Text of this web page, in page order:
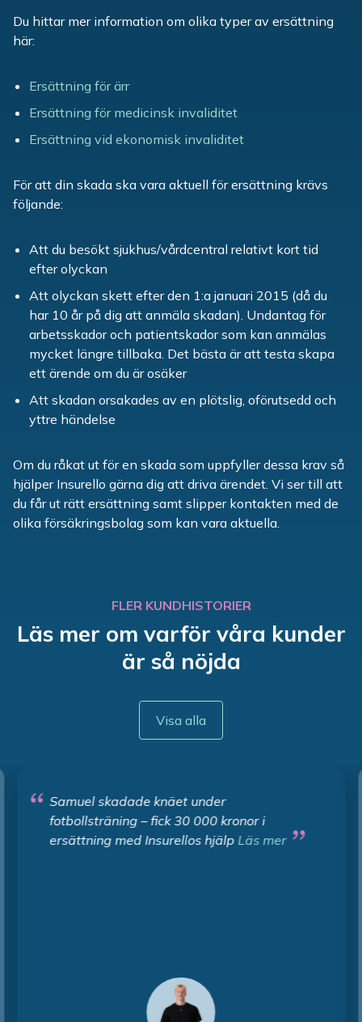
Du hittar mer information om olika typer av ersättning
här:
Ersättning för ärr
Ersättning för medicinsk invaliditet
Ersättning vid ekonomisk invaliditet
För att din skada ska vara aktuell för ersättning krävs
följande:
Att du besökt sjukhus/vårdcentral relativt kort tid
efter olyckan
Att olyckan skett efter den 1:a januari 2015 (då du
har 10 år på dig att anmäla skadan). Undantag för
arbetsskador och patientskador som kan anmälas
mycket längre tillbaka. Det bästa är att testa skapa
ett ärende om du är osäker
Att skadan orsakades av en plötslig, oförutsedd och
yttre händelse
Om du råkat ut för en skada som uppfyller dessa krav så
hjälper Insurello gärna dig att driva ärendet. Vi ser till att
du får ut rätt ersättning samt slipper kontakten med de
olika försäkringsbolag som kan vara aktuella.
FLER KUNDHISTORIER
Läs mer om varför våra kunder
är så nöjda
Visa alla
Samuel skadade knäet under
fotbollsträning – fick 30 000 kronor i
ersättning med Insurellos hjälp Läs mer